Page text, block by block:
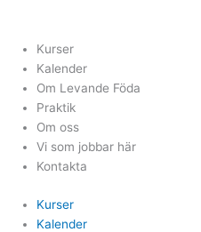
innehållKurser
Kalender
Om Levande Föda
Praktik
Om oss
Vi som jobbar här
Kontakta
Kurser
Kalender